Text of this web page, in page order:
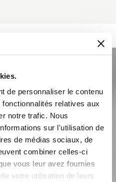
de personnaliser le contenu
relatives aux
notre trafic. Nous
sur l'utilisation de
de médias sociaux, de
combiner celles-ci
vous leur avez fournies
votre utilisation de leurs